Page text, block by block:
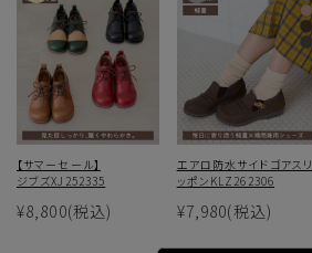
【サマーセール】
ジブズXJ252335
¥8,800(税込)
エアロ防水サイドゴアスリ
ッポンKLZ262306
¥7,980(税込)